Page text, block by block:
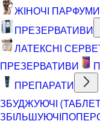
ЖІНОЧІ ПАРФУМИ
ПРЕЗЕРВАТИВИ
ЛАТЕКСНІ
ПРЕЗЕРВАТИВИ
ПРЕПАРАТИ
ЗБУДЖУЮЧІ
ЗБІЛЬШУЮЧІ